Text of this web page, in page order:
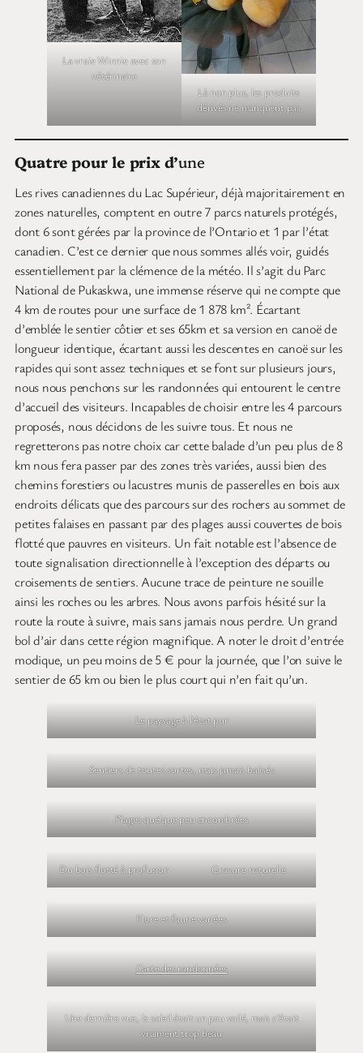
La vraie Winnie avec son
vétérinaire
Là non plus, les produits
dérivés ne manquent pas
Quatre pour le prix d’une
Les rives canadiennes du Lac Supérieur, déjà majoritairement en
zones naturelles, comptent en outre 7 parcs naturels protégés,
dont 6 sont gérées par la province de l’Ontario et 1 par l’état
canadien. C’est ce dernier que nous sommes allés voir, guidés
essentiellement par la clémence de la météo. Il s’agit du Parc
National de Pukaskwa, une immense réserve qui ne compte que
4 km de routes pour une surface de 1 878 km². Écartant
d’emblée le sentier côtier et ses 65km et sa version en canoë de
longueur identique, écartant aussi les descentes en canoë sur les
rapides qui sont assez techniques et se font sur plusieurs jours,
nous nous penchons sur les randonnées qui entourent le centre
d’accueil des visiteurs. Incapables de choisir entre les 4 parcours
proposés, nous décidons de les suivre tous. Et nous ne
regretterons pas notre choix car cette balade d’un peu plus de 8
km nous fera passer par des zones très variées, aussi bien des
chemins forestiers ou lacustres munis de passerelles en bois aux
endroits délicats que des parcours sur des rochers au sommet de
petites falaises en passant par des plages aussi couvertes de bois
flotté que pauvres en visiteurs. Un fait notable est l’absence de
toute signalisation directionnelle à l’exception des départs ou
croisements de sentiers. Aucune trace de peinture ne souille
ainsi les roches ou les arbres. Nous avons parfois hésité sur la
route la route à suivre, mais sans jamais nous perdre. Un grand
bol d’air dans cette région magnifique. A noter le droit d’entrée
modique, un peu moins de 5 € pour la journée, que l’on suive le
sentier de 65 km ou bien le plus court qui n’en fait qu’un.
Le paysage à l’état pur